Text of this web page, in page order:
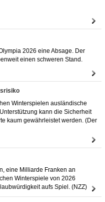
2026 eine Absage. Der
einen schweren Stand.
Winterspielen ausländische
kann die Sicherheit
kaum gewährleistet werden. (Der
eine Milliarde Franken an
Winterspiele von 2026
aufs Spiel. (NZZ)